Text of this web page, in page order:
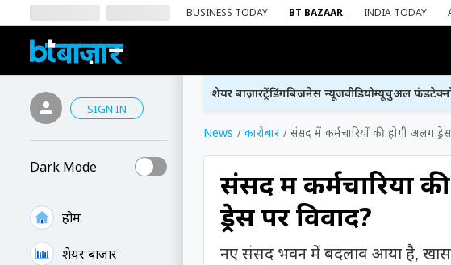
BUSINESS TODAY BT BAZAAR INDIA TODAY
SIGN IN
Dark Mode
होम
शेयर बाज़ार
शेयर बाज़ारट्रेंडिंगबिजनेस न्यूजवीडियोम्यूचुअल फंड
News कारोबार संसद में कर्मचारियों की होगी अलग
संसद में कर्मचारियों
ड्रेस पर विवाद?
नए संसद भवन में बदलाव आया है,